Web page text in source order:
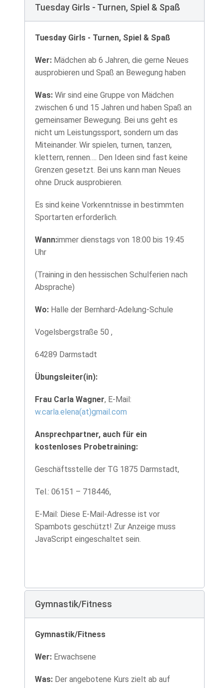
Tuesday Girls - Turnen, Spiel & Spaß
Tuesday Girls - Turnen, Spiel & Spaß
Wer: Mädchen ab 6 Jahren, die gerne Neues
ausprobieren und Spaß an Bewegung haben
Was: Wir sind eine Gruppe von Mädchen
zwischen 6 und 15 Jahren und haben Spaß an
gemeinsamer Bewegung. Bei uns geht es
nicht um Leistungssport, sondern um das
Miteinander. Wir spielen, turnen, tanzen,
klettern, rennen…. Den Ideen sind fast keine
Grenzen gesetzt. Bei uns kann man Neues
ohne Druck ausprobieren.
Es sind keine Vorkenntnisse in bestimmten
Sportarten erforderlich.
Wann:immer dienstags von 18:00 bis 19:45
Uhr
(Training in den hessischen Schulferien nach
Absprache)
Wo: Halle der Bernhard-Adelung-Schule
Vogelsbergstraße 50 ,
64289 Darmstadt
Übungsleiter(in):
Frau Carla Wagner, E-Mail:
w.carla.elena(at)gmail.com
Ansprechpartner, auch für ein
kostenloses Probetraining:
Geschäftsstelle der TG 1875 Darmstadt,
Tel.: 06151 – 718446,
E-Mail: Diese E-Mail-Adresse ist vor
Spambots geschützt! Zur Anzeige muss
JavaScript eingeschaltet sein.
Gymnastik/Fitness
Gymnastik/Fitness
Wer: Erwachsene
Was: Der angebotene Kurs zielt ab auf